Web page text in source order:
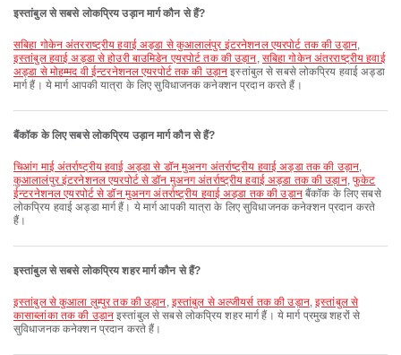
इस्तांबुल से सबसे लोकप्रिय उड़ान मार्ग कौन से हैं?
सबिहा गोकेन अंतरराष्ट्रीय हवाई अड्डा से कुआलालंपुर इंटरनेशनल एयरपोर्ट तक की उड़ान,
इस्तांबुल हवाई अड्डा से होउरी बाउमिडेन एयरपोर्ट तक की उड़ान, सबिहा गोकेन अंतरराष्ट्रीय हवाई
अड्डा से मोहम्मद वी ईन्टरनेशनल एयरपोर्ट तक की उड़ान इस्तांबुल से सबसे लोकप्रिय हवाई अड्डा
मार्ग हैं। ये मार्ग आपकी यात्रा के लिए सुविधाजनक कनेक्शन प्रदान करते हैं।
बैंकॉक के लिए सबसे लोकप्रिय उड़ान मार्ग कौन से हैं?
चिआंग माई अंतर्राष्ट्रीय हवाई अड्डा से डॉन मुअनग अंतर्राष्ट्रीय हवाई अड्डा तक की उड़ान,
कुआलालंपुर इंटरनेशनल एयरपोर्ट से डॉन मुअनग अंतर्राष्ट्रीय हवाई अड्डा तक की उड़ान, फुकेट
ईन्टरनेशनल एयरपोर्ट से डॉन मुअनग अंतर्राष्ट्रीय हवाई अड्डा तक की उड़ानबैंकॉक के लिए सबसे
लोकप्रिय हवाई अड्डा मार्ग हैं। ये मार्ग आपकी यात्रा के लिए सुविधाजनक कनेक्शन प्रदान करते
हैं।
इस्तांबुल से सबसे लोकप्रिय शहर मार्ग कौन से हैं?
इस्तांबुल से कुआला लुम्पुर तक की उड़ान, इस्तांबुल से अल्जीयर्स तक की उड़ान,इस्तांबुल से
कासाब्लांका तक की उड़ानइस्तांबुल से सबसे लोकप्रिय शहर मार्ग हैं। ये मार्ग प्रमुख शहरों से
सुविधाजनक कनेक्शन प्रदान करते हैं।